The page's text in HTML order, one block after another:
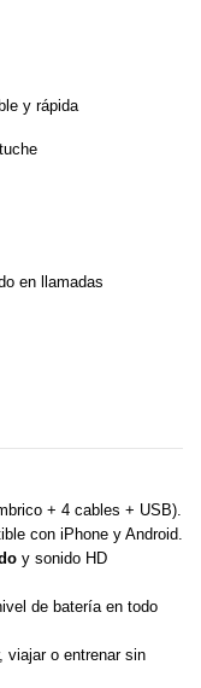
y rápida
en llamadas
+ 4 cables + USB).
con iPhone y Android.
y sonido HD
de batería en todo
viajar o entrenar sin